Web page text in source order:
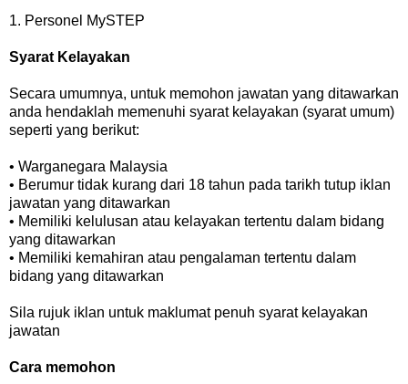
1. Personel MySTEP
Syarat Kelayakan
Secara umumnya, untuk memohon jawatan yang ditawarkan
anda hendaklah memenuhi syarat kelayakan (syarat umum)
seperti yang berikut:
• Warganegara Malaysia
• Berumur tidak kurang dari 18 tahun pada tarikh tutup iklan
jawatan yang ditawarkan
• Memiliki kelulusan atau kelayakan tertentu dalam bidang
yang ditawarkan
• Memiliki kemahiran atau pengalaman tertentu dalam
bidang yang ditawarkan
Sila rujuk iklan untuk maklumat penuh syarat kelayakan
jawatan
Cara memohon